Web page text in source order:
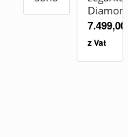
Diamond
7.499,00
z Vat